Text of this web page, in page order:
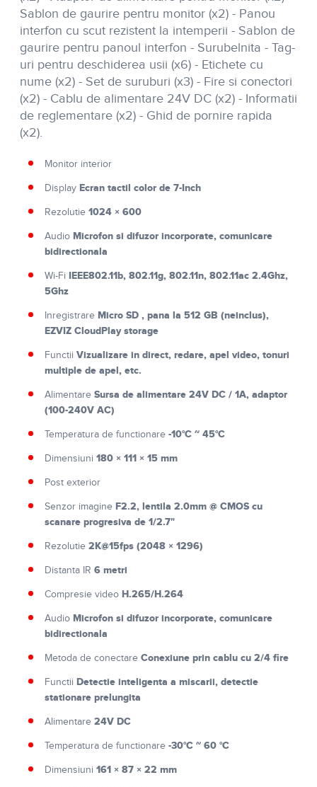
Sablon de gaurire pentru monitor (x2) - Panou
interfon cu scut rezistent la intemperii - Sablon de
gaurire pentru panoul interfon - Surubelnita - Tag-
uri pentru deschiderea usii (x6) - Etichete cu
nume (x2) - Set de suruburi (x3) - Fire si conectori
(x2) - Cablu de alimentare 24V DC (x2) - Informatii
de reglementare (x2) - Ghid de pornire rapida
(x2).
Monitor interior
Display Ecran tactil color de 7-Inch
Rezolutie 1024 × 600
Audio Microfon si difuzor incorporate, comunicare
bidirectionala
Wi-Fi IEEE802.11b, 802.11g, 802.11n, 802.11ac 2.4Ghz,
5Ghz
Inregistrare Micro SD , pana la 512 GB (neinclus),
EZVIZ CloudPlay storage
Functii Vizualizare in direct, redare, apel video, tonuri
multiple de apel, etc.
Alimentare Sursa de alimentare 24V DC / 1A, adaptor
(100-240V AC)
Temperatura de functionare -10°C ~ 45°C
Dimensiuni 180 × 111 × 15 mm
Post exterior
Senzor imagine F2.2, lentila 2.0mm @ CMOS cu
scanare progresiva de 1/2.7"
Rezolutie 2K@15fps (2048 × 1296)
Distanta IR 6 metri
Compresie video H.265/H.264
Audio Microfon si difuzor incorporate, comunicare
bidirectionala
Metoda de conectare Conexiune prin cablu cu 2/4 fire
Functii Detectie inteligenta a miscarii, detectie
stationare prelungita
Alimentare 24V DC
Temperatura de functionare -30°C ~ 60 °C
Dimensiuni 161 × 87 × 22 mm